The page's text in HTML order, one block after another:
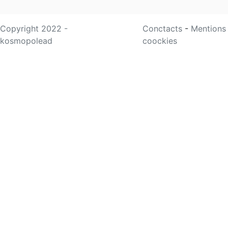
Copyright 2022 -
kosmopolead
Conctacts -
coockies